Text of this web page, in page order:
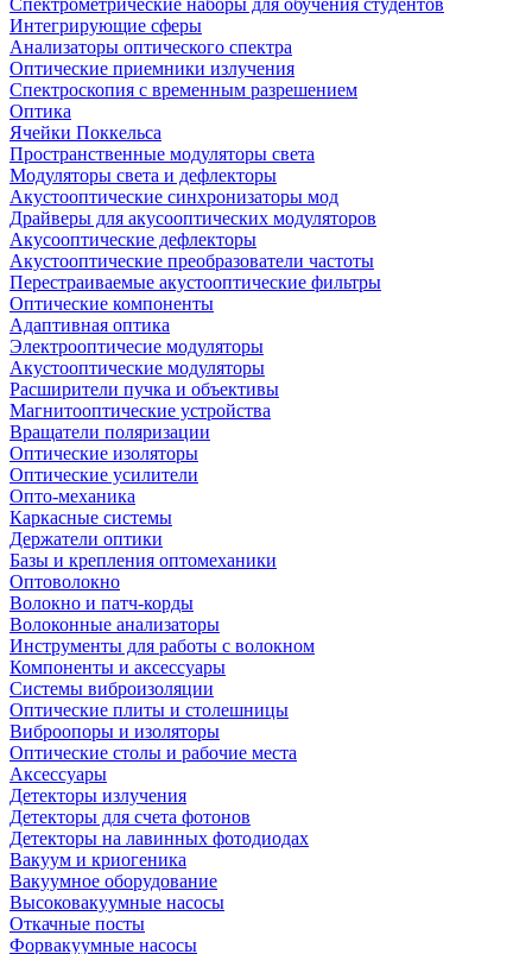
Спектрометрические наборы для обучения студентов
Интегрирующие сферы
Анализаторы оптического спектра
Оптические приемники излучения
Спектроскопия с временным разрешением
Оптика
Ячейки Поккельса
Пространственные модуляторы света
Модуляторы света и дефлекторы
Акустооптические синхронизаторы мод
Драйверы для акусооптических модуляторов
Акусооптические дефлекторы
Акустооптические преобразователи частоты
Перестраиваемые акустооптические фильтры
Оптические компоненты
Адаптивная оптика
Электрооптичесие модуляторы
Акустооптические модуляторы
Расширители пучка и объективы
Магнитооптические устройства
Вращатели поляризации
Оптические изоляторы
Оптические усилители
Опто-механика
Каркасные системы
Держатели оптики
Базы и крепления оптомеханики
Оптоволокно
Волокно и патч-корды
Волоконные анализаторы
Инструменты для работы с волокном
Компоненты и аксессуары
Системы виброизоляции
Оптические плиты и столешницы
Виброопоры и изоляторы
Оптические столы и рабочие места
Аксессуары
Детекторы излучения
Детекторы для счета фотонов
Детекторы на лавинных фотодиодах
Вакуум и криогеника
Вакуумное оборудование
Высоковакуумные насосы
Откачные посты
Форвакуумные насосы